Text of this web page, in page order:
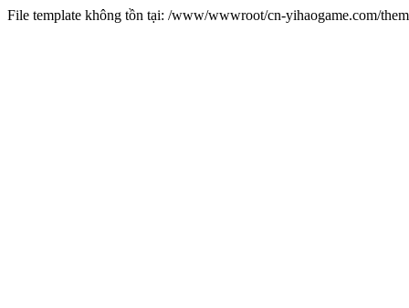
File template không tồn tại: /www/wwwroot/cn-yihaogame.com/